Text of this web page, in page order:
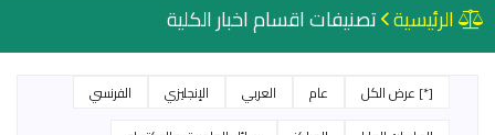
الرئيسية تصنيفات اقسام اخبار الكلية
[*] عرض الكل عام العربي الإنجليزي
الفرنسي